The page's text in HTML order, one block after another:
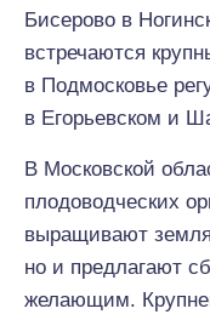
Бисерово в
встречаются
в Подмосковье
в Егорьевском и
В Московской
плодоводческих
выращивают
но и предлагают
желающим.